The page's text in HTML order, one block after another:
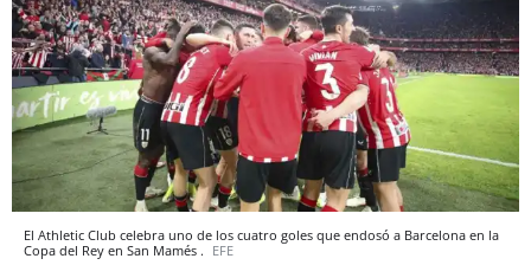
El Athletic Club celebra uno de los cuatro goles que endosó a Barcelona en la
Copa del Rey en San Mamés . EFE